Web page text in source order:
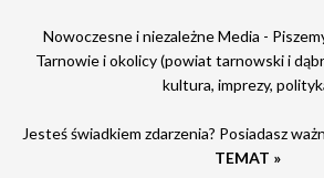
Nowoczesne i niezależne Media -
Tarnowie i okolicy (powiat tarnowski i
kultura, imprezy,
Jesteś świadkiem zdarzenia? Posiadasz
TEMAT »